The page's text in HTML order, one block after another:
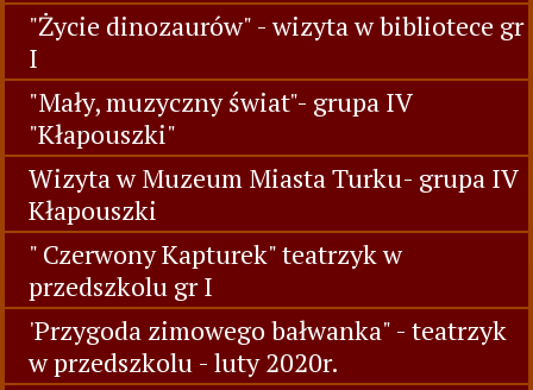
"Życie dinozaurów" - wizyta w bibliotece gr
I
"Mały, muzyczny świat"- grupa IV
"Kłapouszki"
Wizyta w Muzeum Miasta Turku- grupa IV
Kłapouszki
" Czerwony Kapturek" teatrzyk w
przedszkolu gr I
'Przygoda zimowego bałwanka" - teatrzyk
w przedszkolu - luty 2020r.